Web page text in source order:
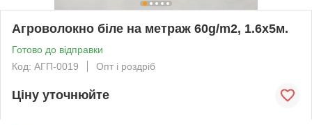
Агроволокно біле на метраж 60g/m2, 1.6х5м.
Готово до відправки
Код: АГП-0019
Опт і роздріб
Ціну уточнюйте